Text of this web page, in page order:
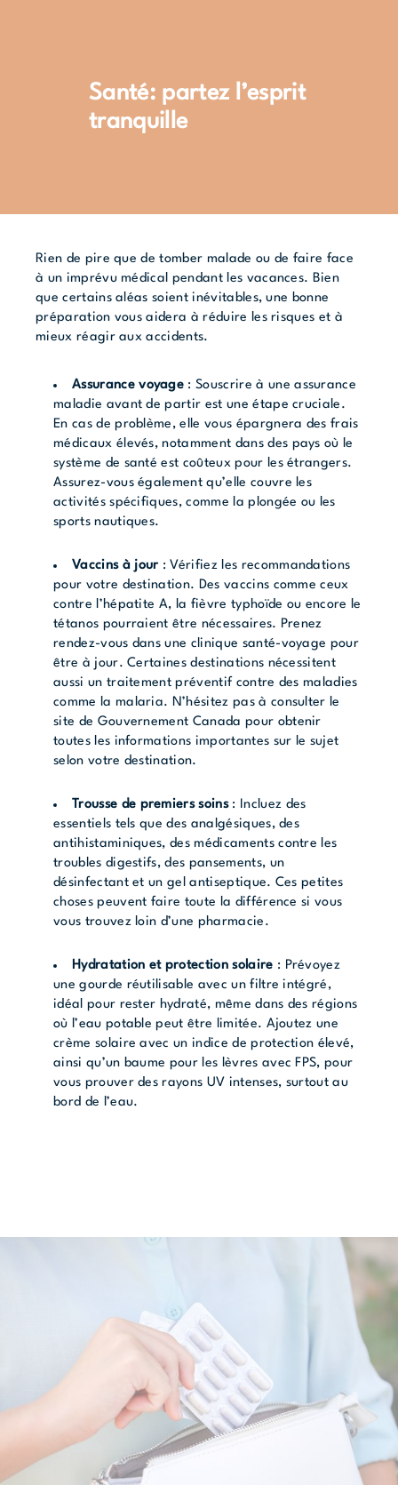
Santé: partez l’esprit
tranquille
Rien de pire que de tomber malade ou de faire face
à un imprévu médical pendant les vacances. Bien
que certains aléas soient inévitables, une bonne
préparation vous aidera à réduire les risques et à
mieux réagir aux accidents.
Assurance voyage : Souscrire à une assurance
maladie avant de partir est une étape cruciale.
En cas de problème, elle vous épargnera des frais
médicaux élevés, notamment dans des pays où le
système de santé est coûteux pour les étrangers.
Assurez-vous également qu’elle couvre les
activités spécifiques, comme la plongée ou les
sports nautiques.
Vaccins à jour : Vérifiez les recommandations
pour votre destination. Des vaccins comme ceux
contre l’hépatite A, la fièvre typhoïde ou encore le
tétanos pourraient être nécessaires. Prenez
rendez-vous dans une clinique santé-voyage pour
être à jour. Certaines destinations nécessitent
aussi un traitement préventif contre des maladies
comme la malaria. N’hésitez pas à consulterle
site de Gouvernement Canada pour obtenir
toutes les informations importantes sur le sujet
selon votre destination.
Trousse de premiers soins: Incluez des
essentiels tels que des analgésiques, des
antihistaminiques, des médicaments contre les
troubles digestifs, des pansements, un
désinfectant et un gel antiseptique. Ces petites
choses peuvent faire toute la différence si vous
vous trouvez loin d’une pharmacie.
Hydratation et protection solaire : Prévoyez
une gourde réutilisable avec un filtre intégré,
idéal pour rester hydraté, même dans des régions
où l’eau potable peut être limitée. Ajoutez une
crème solaire avec un indice de protection élevé,
ainsi qu’un baume pour les lèvres avec FPS, pour
vous prouver des rayons UV intenses, surtout au
bord de l’eau.